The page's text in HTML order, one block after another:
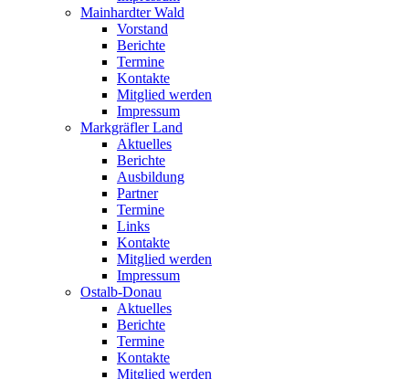
Mainhardter Wald
Vorstand
Berichte
Termine
Kontakte
Mitglied werden
Impressum
Markgräfler Land
Aktuelles
Berichte
Ausbildung
Partner
Termine
Links
Kontakte
Mitglied werden
Impressum
Ostalb-Donau
Aktuelles
Berichte
Termine
Kontakte
Mitglied werden